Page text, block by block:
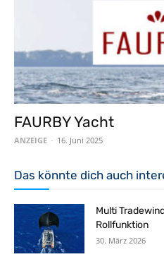
FAURBY Yacht
ANZEIGE - 16. Juni 2025
Das könnte dich auch
Multi
Rollfunktion
30. März 2026